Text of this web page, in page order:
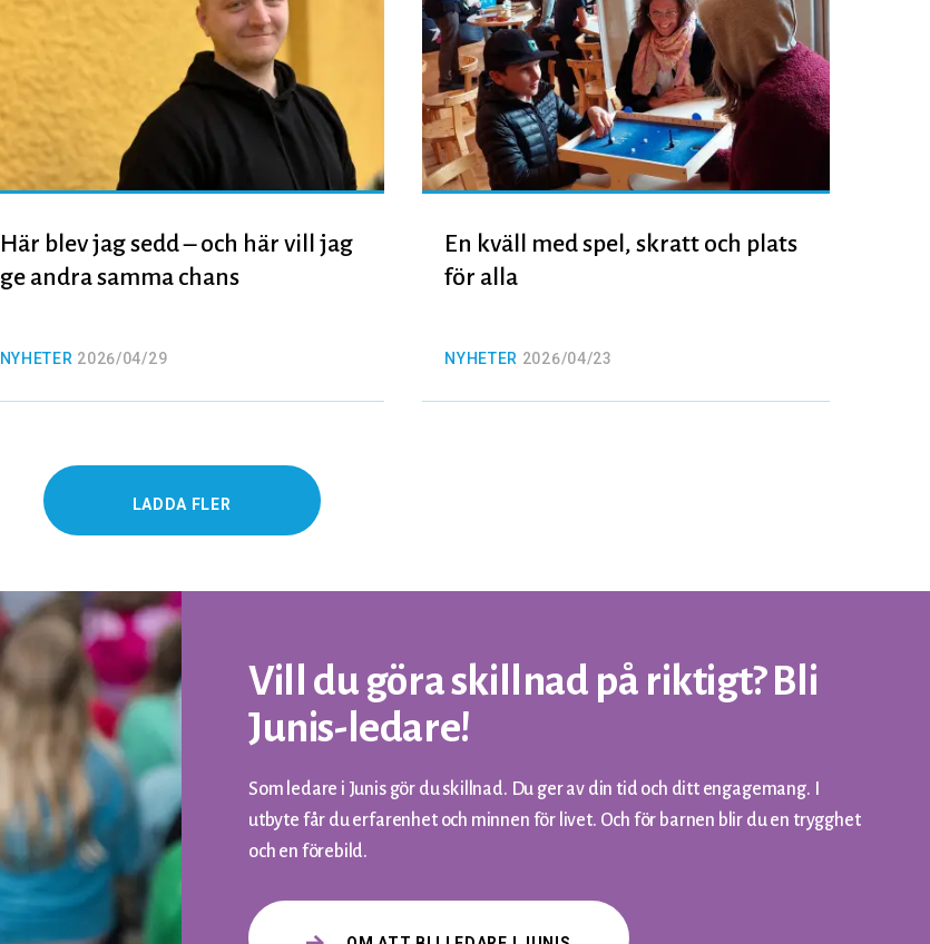
Här blev jag sedd – och här vill jag
ge andra samma chans
NYHETER 2026/04/29
En kväll med spel, skratt och plats
för alla
NYHETER 2026/04/23
LADDA FLER
Vill du göra skillnad på riktigt? Bli
Junis-ledare!
Som ledare i Junis gör du skillnad. Du ger av din tid och ditt engagemang. I
utbyte får du erfarenhet och minnen för livet. Och för barnen blir du en trygghet
och en förebild.